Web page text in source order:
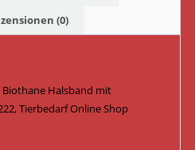
(0)
Halsband mit
Tierbedarf Online Shop